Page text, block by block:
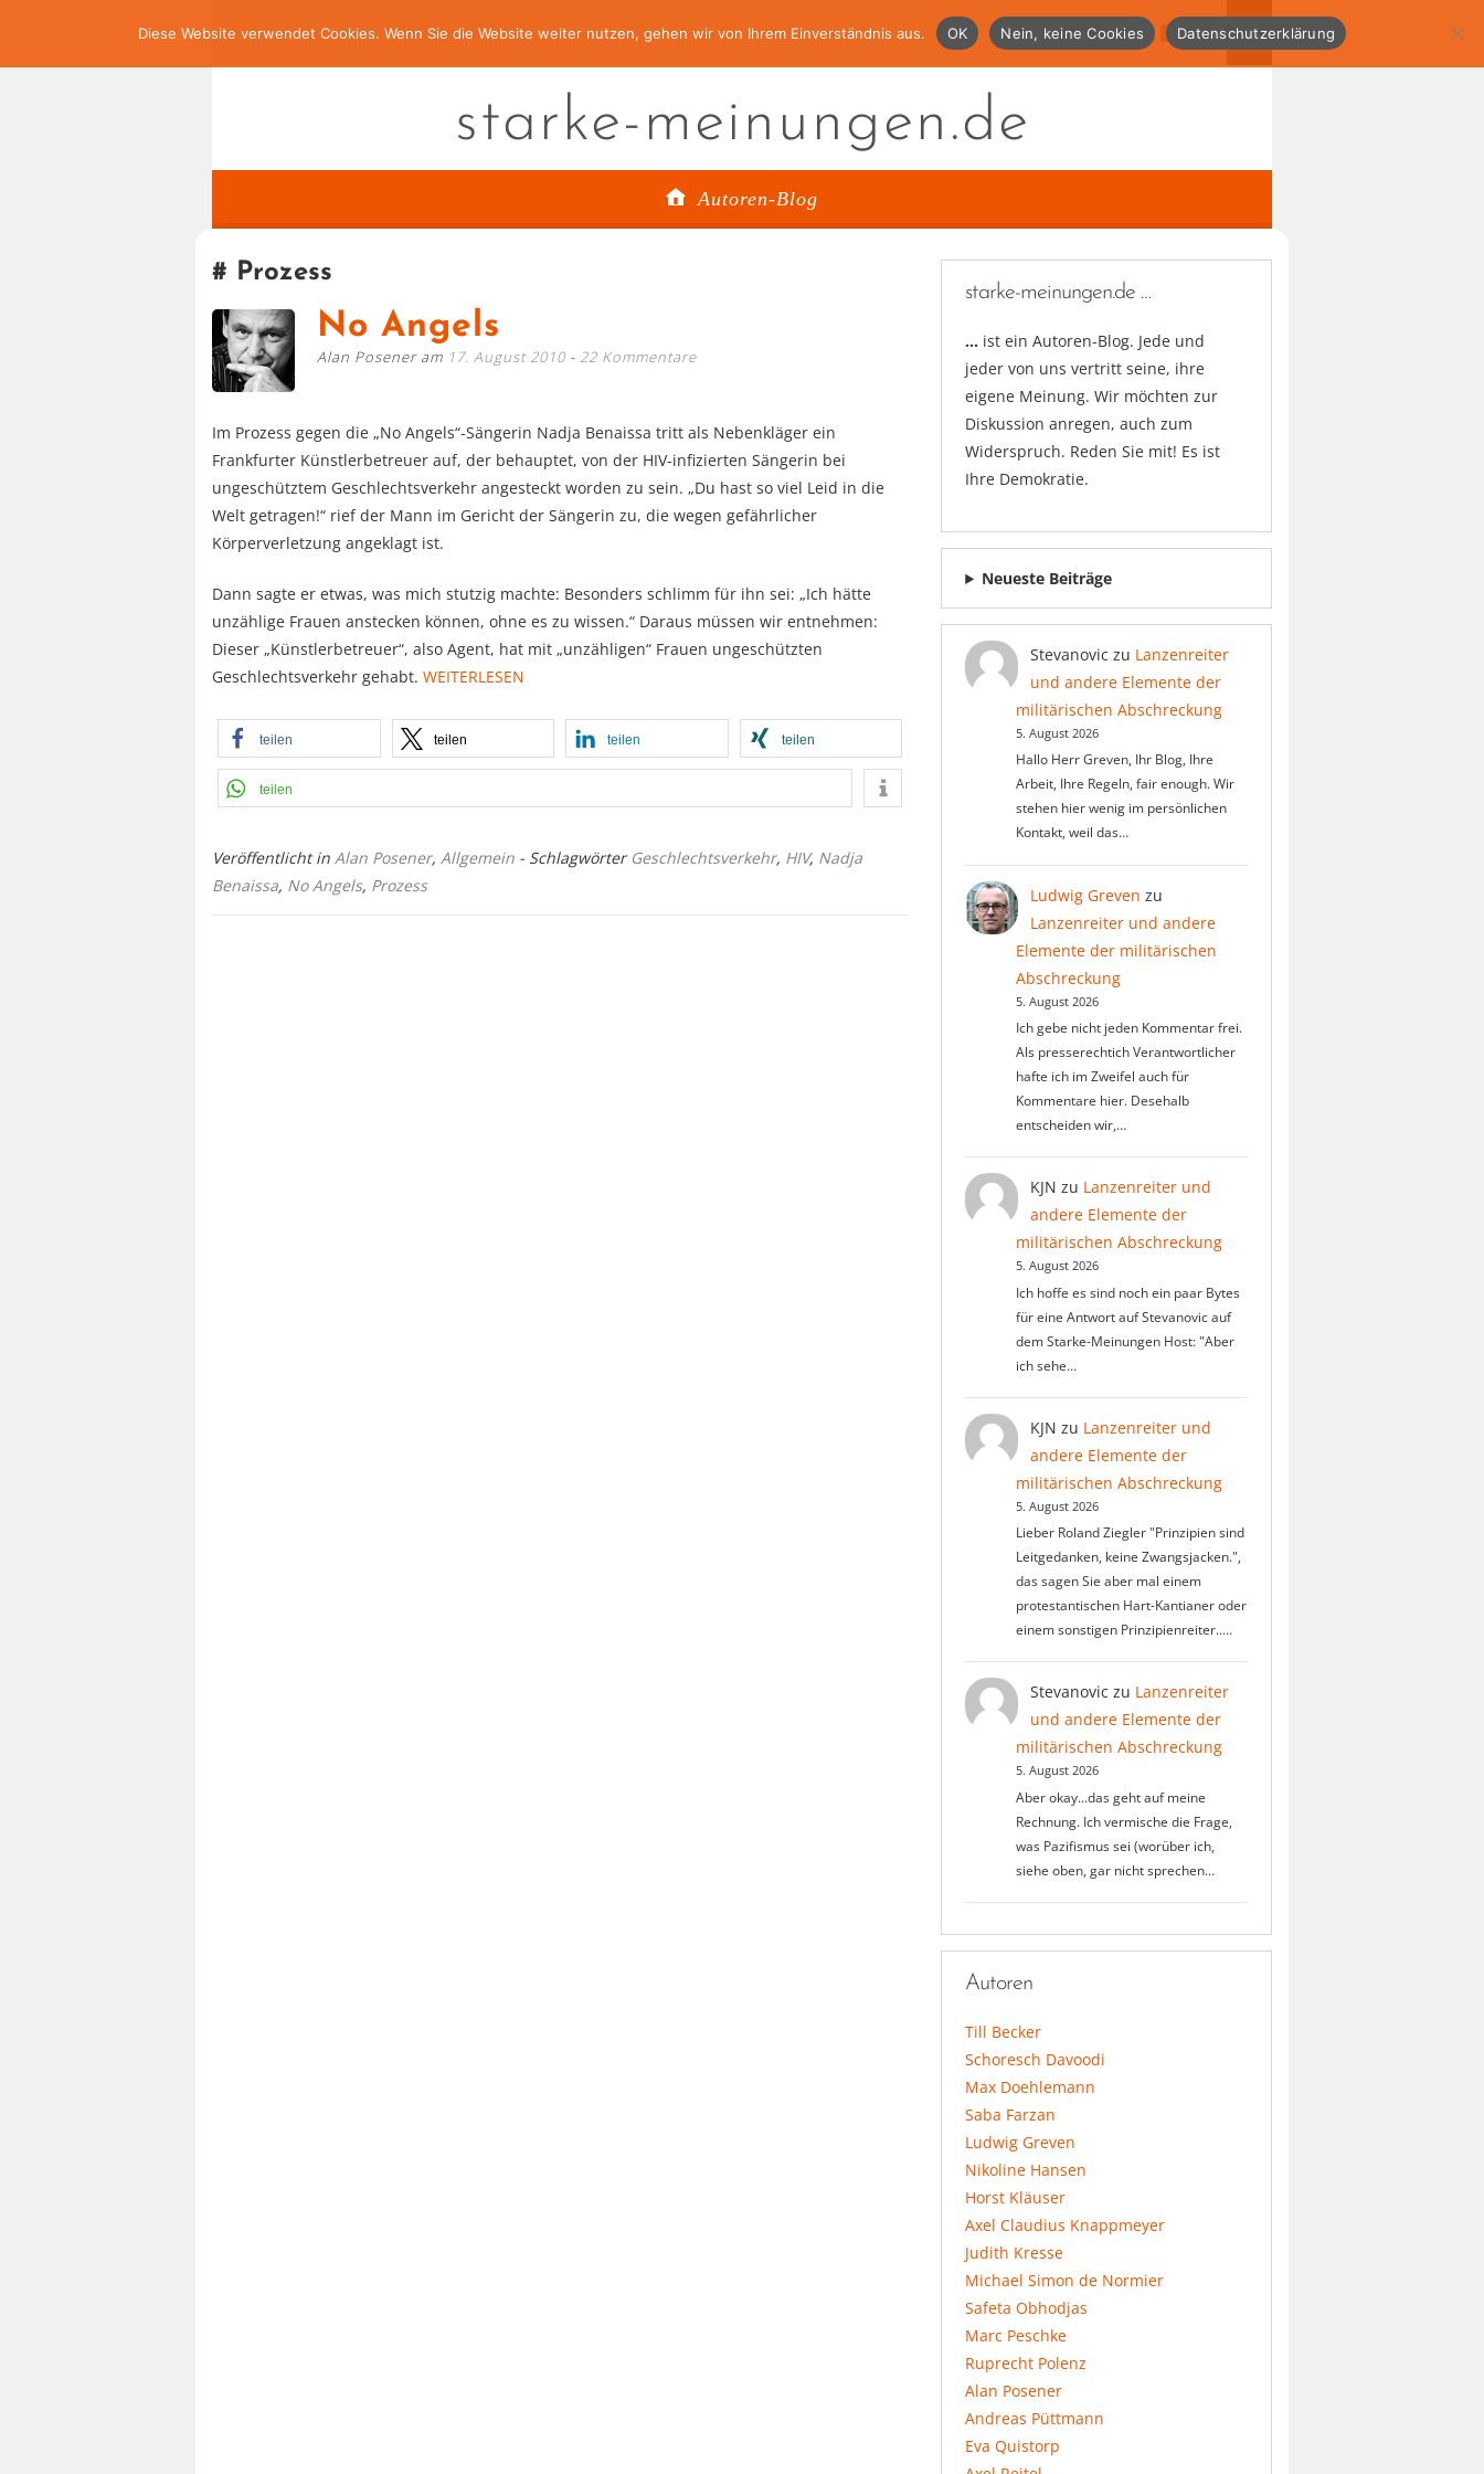
starke-meinungen.de
Autoren-Blog
Prozess
No Angels
Alan Posener am 17. August 2010 22 Kommentare
Im Prozess gegen die „No Angels“-Sängerin Nadja Benaissa tritt als Nebenkläger ein
Frankfurter Künstlerbetreuer auf, der behauptet, von der HIV-infizierten Sängerin bei
ungeschütztem Geschlechtsverkehr angesteckt worden zu sein. „Du hast so viel Leid in die
Welt getragen!“ rief der Mann im Gericht der Sängerin zu, die wegen gefährlicher
Körperverletzung angeklagt ist.
Dann sagte er etwas, was mich stutzig machte: Besonders schlimm für ihn sei: „Ich hätte
unzählige Frauen anstecken können, ohne es zu wissen.“ Daraus müssen wir entnehmen:
Dieser „Künstlerbetreuer“, also Agent, hat mit „unzähligen“ Frauen ungeschützten
Geschlechtsverkehr gehabt. WEITERLESEN
teilen teilen teilen teilen
teilen
Veröffentlicht in Alan Posener, Allgemein - Schlagwörter Geschlechtsverkehr, HIV, Nadja
Benaissa, No Angels, Prozess
starke-meinungen.de …
… ist ein Autoren-Blog. Jede und
jeder von uns vertritt seine, ihre
eigene Meinung. Wir möchten zur
Diskussion anregen, auch zum
Widerspruch. Reden Sie mit! Es ist
Ihre Demokratie.
Neueste Beiträge
Stevanovic zu Lanzenreiter
und andere Elemente der
militärischen Abschreckung
5. August 2026
Hallo Herr Greven, Ihr Blog, Ihre
Arbeit, Ihre Regeln, fair enough. Wir
stehen hier wenig im persönlichen
Kontakt, weil das…
Ludwig Greven zu
Lanzenreiter und andere
Elemente der militärischen
Abschreckung
5. August 2026
Ich gebe nicht jeden Kommentar frei.
Als presserechtich Verantwortlicher
hafte ich im Zweifel auch für
Kommentare hier. Desehalb
entscheiden wir,…
KJN zu Lanzenreiter und
andere Elemente der
militärischen Abschreckung
5. August 2026
Ich hoffe es sind noch ein paar Bytes
für eine Antwort auf Stevanovic auf
dem Starke-Meinungen Host: "Aber
ich sehe…
KJN zu Lanzenreiter und
andere Elemente der
militärischen Abschreckung
5. August 2026
Lieber Roland Ziegler "Prinzipien sind
Leitgedanken, keine Zwangsjacken.",
das sagen Sie aber mal einem
protestantischen Hart-Kantianer oder
einem sonstigen Prinzipienreiter..…
Stevanovic zu Lanzenreiter
und andere Elemente der
militärischen Abschreckung
5. August 2026
Aber okay...das geht auf meine
Rechnung. Ich vermische die Frage,
was Pazifismus sei (worüber ich,
siehe oben, gar nicht sprechen…
Autoren
Till Becker
Schoresch Davoodi
Max Doehlemann
Saba Farzan
Ludwig Greven
Nikoline Hansen
Horst Kläuser
Axel Claudius Knappmeyer
Judith Kresse
Michael Simon de Normier
Safeta Obhodjas
Marc Peschke
Ruprecht Polenz
Alan Posener
Andreas Püttmann
Eva Quistorp
Diese Website verwendet Cookies. Wenn Sie die Website weiter nutzen, gehen wir von Ihrem Einverständnis aus. OK Nein, keine Cookies Datenschutzerklärung